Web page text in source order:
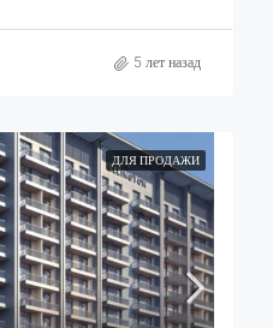
5 лет назад
ДЛЯ ПРОДАЖИ